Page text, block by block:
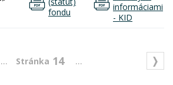
fondu
informáciami
- KID
... 14 ...